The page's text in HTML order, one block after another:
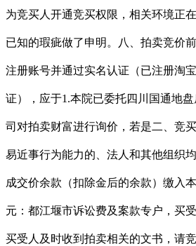
为竞买人开通竞买权限，相关环境正
已知的瑕疵做了申明。八、拍卖竞价
注册账号并通过实名认证（已注册淘
证），应于1.本院已委托四川国通地
司对拍卖财富进行询价，若是二、竞
易近事行为能力的、法人和其他组织
成交价余款（扣除金后的余款）缴入
元：都江堰市诉讼费及案款专户，买
买受人及时收到拍卖相关的文书，请